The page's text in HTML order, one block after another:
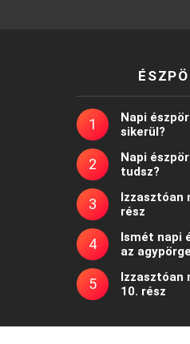
Napi
sikerül?
Napi
tudsz?
Izzasztóan
rész
Ismét napi
az
Izzasztóan
10. rész